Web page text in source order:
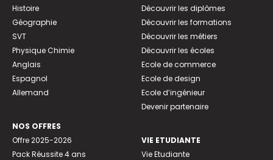
Histoire
Géographie
SVT
Physique Chimie
Anglais
Espagnol
Allemand
NOS OFFRES
Offre 2025-2026
Pack Réussite 4 ans
Découvrir les diplômes
Découvrir les formations
Découvrir les métiers
Découvrir les écoles
Ecole de commerce
Ecole de design
Ecole d’ingénieur
Devenir partenaire
VIE ETUDIANTE
Vie Etudiante